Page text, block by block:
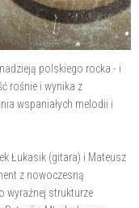
polskiego rocka - i
rośnie i wynika z
wspaniałych melodii i
Łukasik (gitara) i Mateusz
z nowoczesną
wyraźnej strukturze